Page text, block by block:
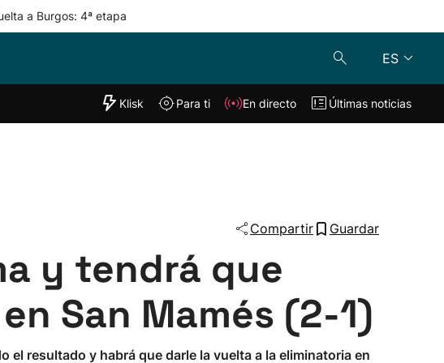
a Burgos: 4ª etapa
ES
"Helmuga"
Klisk En directo
Klisk Para ti En directo Últimas noticias
Compartir Guardar
y tendrá que
San Mamés (2-1)
resultado y habrá que darle la vuelta a la eliminatoria en